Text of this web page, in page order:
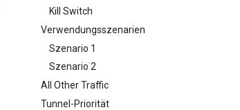
Kill Switch
Verwendungsszenarien
Szenario 1
Szenario 2
All Other Traffic
Tunnel-Priorität